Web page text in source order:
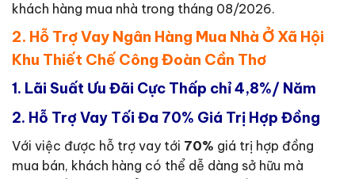
khách hàng mua nhà trong tháng 08/2026.
2. Hỗ Trợ Vay Ngân Hàng Mua Nhà Ở Xã Hội
Khu Thiết Chế Công Đoàn Cần Thơ
1. Lãi Suất Ưu Đãi Cực Thấp chỉ 4,8%/ Năm
2. Hỗ Trợ Vay Tối Đa 70% Giá Trị Hợp Đồng
Với việc được hỗ trợ vay tới 70% giá trị hợp đồng
mua bán, khách hàng có thể dễ dàng sở hữu mà